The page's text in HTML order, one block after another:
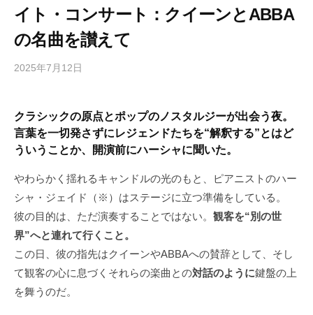
イト・コンサート：クイーンとABBA
の名曲を讃えて
2025年7月12日
i
g
a
h
i
y
a
m
a
の
コ
メ
ト
クラシックの原点とポップのノスタルジーが出会う夜。
言葉を一切発さずにレジェンドたちを“解釈する”とはど
ういうことか、開演前にハーシャに聞いた。
やわらかく揺れるキャンドルの光のもと、ピアニストのハー
シャ・ジェイド（※）はステージに立つ準備をしている。
彼の目的は、ただ演奏することではない。 観客を“別の世
界”へと連れて行くこと。
この日、彼の指先はクイーンやABBAへの賛辞として、そし
て観客の心に息づくそれらの楽曲との対話のように鍵盤の上
を舞うのだ。